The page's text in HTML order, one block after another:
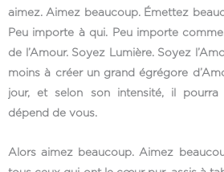
aimez. Aimez beaucoup. Émettez
Peu importe à qui. Peu importe
de l’Amour. Soyez Lumière. Soyez
moins à créer un grand égrégore
jour, et selon son intensité, il pourra
dépend de vous.
Alors aimez beaucoup. Aimez